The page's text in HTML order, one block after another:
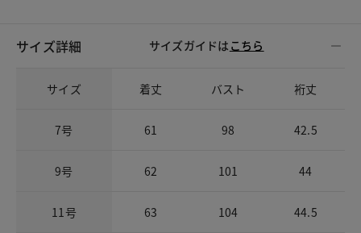
サイズ詳細 サイズガイドは こちら
サイズ 着丈 バスト 裄丈
7号 61 98 42.5
9号 62 101 44
11号 63 104 44.5